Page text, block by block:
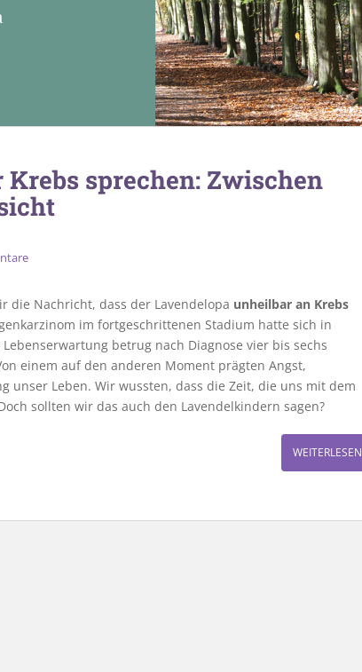
sprechen: Zwischen
die Nachricht, dass der Lavendelopa unheilbar an Krebs
im fortgeschrittenen Stadium hatte sich in
betrug nach Diagnose vier bis sechs
einem auf den anderen Moment prägten Angst,
unser Leben. Wir wussten, dass die Zeit, die uns mit dem
sollten wir das auch den Lavendelkindern sagen?
WEITERLESEN